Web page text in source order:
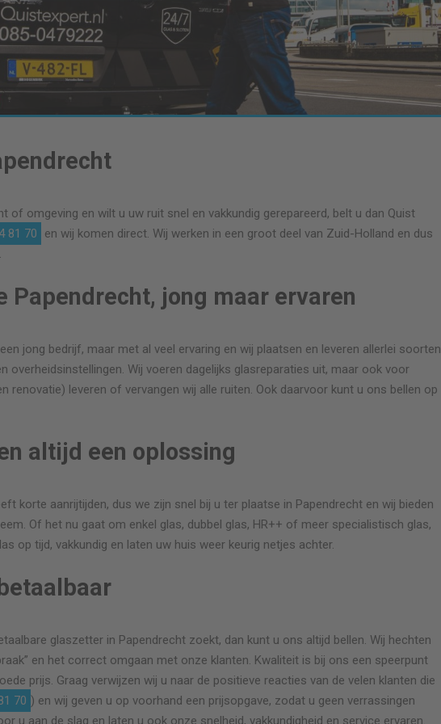
of omgeving en wilt u uw ruit snel en vakkundig gerepareerd, belt u dan Quist
81 70
en wij komen direct. Wij werken in een groot deel van Zuid-Holland en dus
Papendrecht, jong maar ervaren
jong bedrijf, maar met al veel ervaring en wij plaatsen en leveren allerlei soorten
overheidsinstellingen. Wij voeren dagelijks glasreparaties uit, maar ook voor
renovatie) leveren of vervangen wij alle ruiten. Ook daarvoor kunt u ons bellen op
altijd een oplossing
korte aanrijtijden, dus we zijn snel bij u ter plaatse in Papendrecht en wij bieden
Of het nu gaat om enkel glas, dubbel glas, HR++ of meer specialistisch glas,
op tijd, vakkundig en laten uw huis weer keurig netjes achter.
glaszetter in Papendrecht zoekt, dan kunt u ons altijd bellen. Wij hechten
en het correct omgaan met onze klanten. Kwaliteit is bij ons een speerpunt
prijs. Graag verwijzen wij u naar de positieve reacties van de velen klanten die
70 ) en wij geven u op voorhand een prijsopgave, zodat u geen verrassingen
u aan de slag en laten u ook onze snelheid, vakkundigheid en service ervaren.